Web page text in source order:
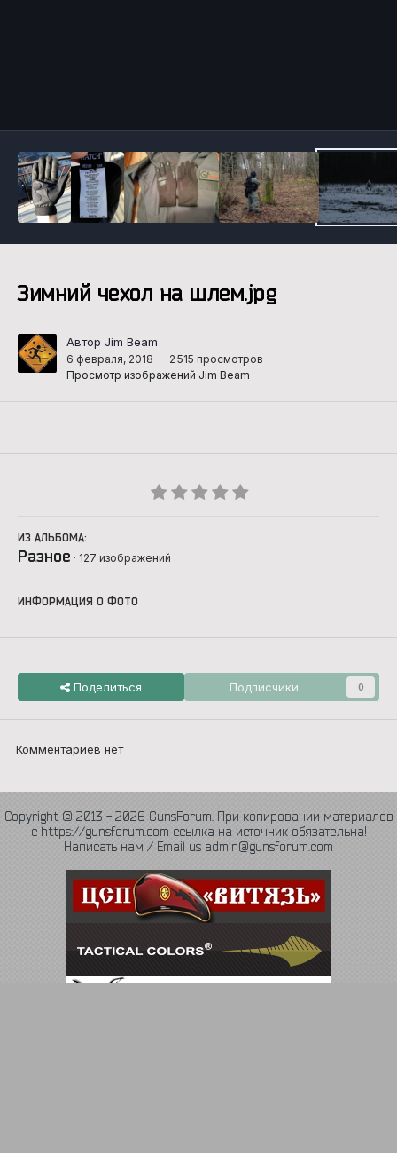
Зимний чехол на шлем.jpg
Автор Jim Beam
6 февраля, 2018
2 515 просмотров
Просмотр изображений Jim Beam
ИЗ АЛЬБОМА:
Разное · 127 изображений
ИНФОРМАЦИЯ О ФОТО
Поделиться Подписчики 0
Комментариев нет
Copyright © 2013 - 2026 GunsForum. При копировании материалов
с https://gunsforum.com ссылка на источник обязательна!
Написать нам / Email us admin@gunsforum.com